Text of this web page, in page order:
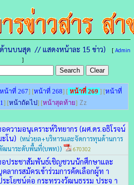
านบนสุด // แสดงหน้าละ 15 ข่าว) [ Admin
]
หน้าที่ 267] [หน้าที่ 268] [ หน้าที่ 269 ] [หน้าที่
] [หน้าถัดไป] [หน้าสุดท้าย] Zz
อความอนุเคราะห์วิทยากร (ผศ.ดร.อธิโรจน์
ะโน) (หน่วยล+บริหารและจัดการทุนด้านการ
ฒนาระดับพื้นที่(บพท))
670302
อประชาสัมพันธ์เชิญชวนนักศึกษาและ
ลากรสมัครเข้าร่วมการคัดเลือกผู้ท า
ระโยชน์ต่อ กระทรวงวัฒนธรรม ประจ า